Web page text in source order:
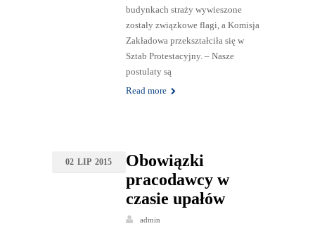
budynkach straży wywieszone
zostały związkowe flagi, a Komisja
Zakładowa przekształciła się w
Sztab Protestacyjny. – Nasze
postulaty są
Read more
02 LIP 2015
Obowiązki
pracodawcy w
czasie upałów
admin